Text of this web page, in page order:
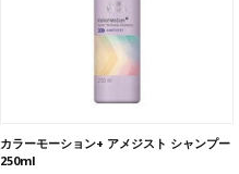
カラーモーション+ アメジスト シャンプー
250ml